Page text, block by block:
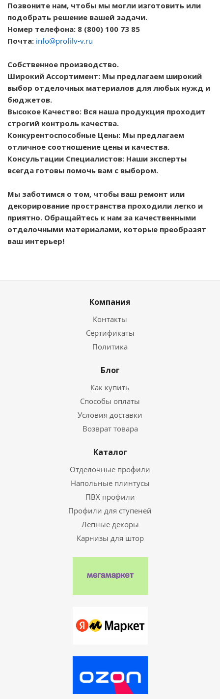
Позвоните нам, чтобы мы могли изготовить или
подобрать решение вашей задачи.
Номер телефона: 8 (800) 100 73 85
Почта: info@profilv-v.ru
Собственное производство.
Широкий Ассортимент: Мы предлагаем широкий
выбор отделочных материалов для любых нужд и
бюджетов.
Высокое Качество: Вся наша продукция проходит
строгий контроль качества.
Конкурентоспособные Цены: Мы предлагаем
отличное соотношение цены и качества.
Консультации Специалистов: Наши эксперты
всегда готовы помочь вам с выбором.
Мы заботимся о том, чтобы ваш ремонт или
декорирование пространства проходили легко и
приятно. Обращайтесь к нам за качественными
отделочными материалами, которые преобразят
ваш интерьер!
Компания
Контакты
Сертификаты
Политика
Блог
Как купить
Способы оплаты
Условия доставки
Возврат товара
Каталог
Отделочные профили
Напольные плинтусы
ПВХ профили
Профили для ступеней
Лепные декоры
Карнизы для штор